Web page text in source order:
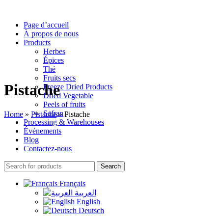
Page d’accueil
À propos de nous
Products
Herbes
Épices
Thé
Fruits secs
Freeze Dried Products
Dried Vegetable
Peels of fruits
Safran
Processing & Warehouses
Événements
Blog
Contactez-nous
Search
Français
العربية
English
Deutsch
Pistache
Home » Pistache»Pistache